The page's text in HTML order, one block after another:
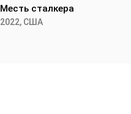
Месть сталкера
2022, США